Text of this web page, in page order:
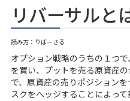
リバーサルと
読み方：りばーさる
オプション戦略のうちの１つ
を買い、プットを売る原資産
で、原資産の売りポジション
スクをへッジすることによって